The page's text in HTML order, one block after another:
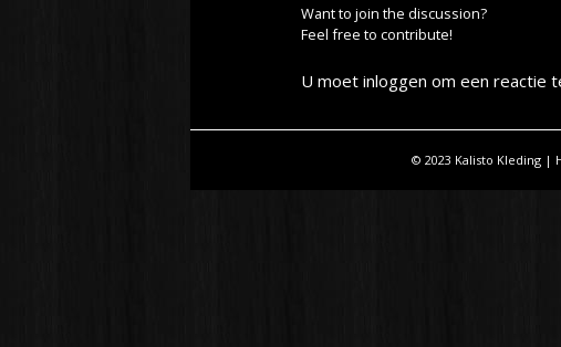
Want to join the discussion?
Feel free to contribute!
U moet inloggen om een reactie
© 2023 Kalisto Kleding |